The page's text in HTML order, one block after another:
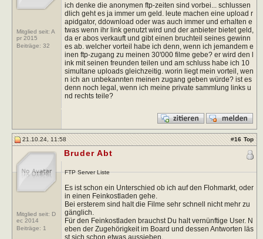
Mitglied seit: A
pr 2015
Beiträge: 32
ich denke die anonymen ftp-zeiten sind vorbei... schlussen
dlich geht es ja immer um geld. leute machen eine upload r
apidgator, ddownload oder was auch immer und erhalten e
twas wenn ihr link genutzt wird und der anbieter bietet geld,
da er abos verkauft und gibt einen bruchteil seines gewinn
es ab. welcher vorteil habe ich denn, wenn ich jemandem e
inen ftp-zugang zu meinen 30'000 filme gebe? er wird den l
ink mit seinen freunden teilen und am schluss habe ich 10
simultane uploads gleichzeitig. worin liegt mein vorteil, wen
n ich an unbekannten meinen zugang geben würde? ist es
denn noch legal, wenn ich meine private sammlung links u
nd rechts teile?
21.10.24, 11:58 #16 Top
Mitglied seit: D
ec 2014
Beiträge: 1
Bruder Abt
FTP Server Liste
Es ist schon ein Unterschied ob ich auf den Flohmarkt, oder
in einen Feinkostladen gehe.
Bei ersterem sind halt die Filme sehr schnell nicht mehr zu
gänglich.
Für den Feinkostladen brauchst Du halt vernünftige User. N
eben der Zugehörigkeit im Board und dessen Antworten läs
st sich schon etwas aussieben.